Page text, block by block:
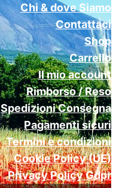
Chi & dove Siamo
Contattaci
Shop
Carrello
Il mio account
Rimborso / Reso
Spedizioni Consegna
Pagamenti sicuri
Termini e condizioni
Cookie Policy (UE)
Privacy Policy Gdpr